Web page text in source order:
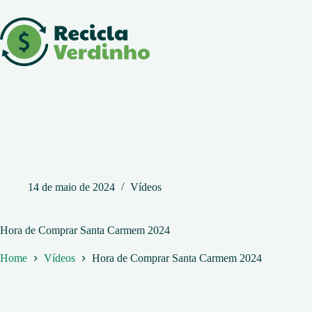
para
o
conteúdo
14 de maio de 2024 Vídeos
Hora de Comprar Santa Carmem 2024
Home Vídeos Hora de Comprar Santa Carmem 2024